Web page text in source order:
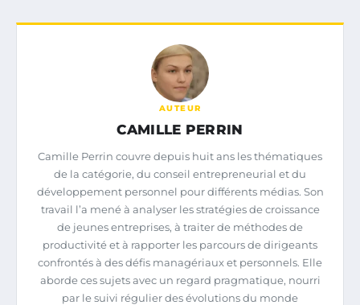
AUTEUR
CAMILLE PERRIN
Camille Perrin couvre depuis huit ans les thématiques
de la catégorie, du conseil entrepreneurial et du
développement personnel pour différents médias. Son
travail l’a mené à analyser les stratégies de croissance
de jeunes entreprises, à traiter de méthodes de
productivité et à rapporter les parcours de dirigeants
confrontés à des défis managériaux et personnels. Elle
aborde ces sujets avec un regard pragmatique, nourri
par le suivi régulier des évolutions du monde